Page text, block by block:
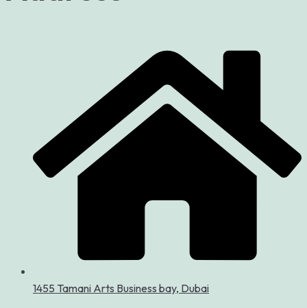
1455 Tamani Arts Business bay, Dubai